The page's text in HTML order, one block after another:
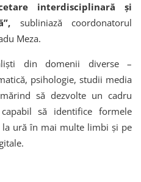
interdisciplinară și
subliniază coordonatorul
Meza.
din domenii diverse –
psihologie, studii media
să dezvolte un cadru
să identifice formele
la ură în mai multe limbi și pe